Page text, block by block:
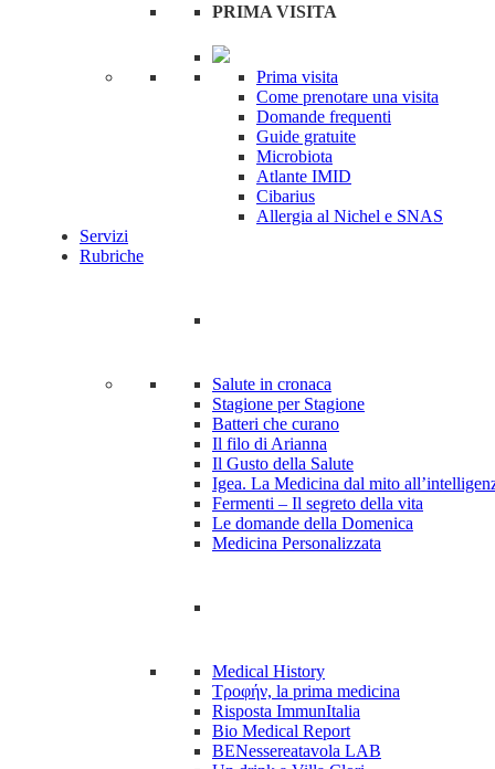
PRIMA VISITA
Prima visita
Come prenotare una visita
Domande frequenti
Guide gratuite
Microbiota
Atlante IMID
Cibarius
Allergia al Nichel e SNAS
Servizi
Rubriche
Salute in cronaca
Stagione per Stagione
Batteri che curano
Il filo di Arianna
Il Gusto della Salute
Igea. La Medicina dal mito
Fermenti – Il segreto della vita
Le domande della Domenica
Medicina Personalizzata
Medical History
Tροφήν, la prima medicina
Risposta ImmunItalia
Bio Medical Report
BENessereatavola LAB